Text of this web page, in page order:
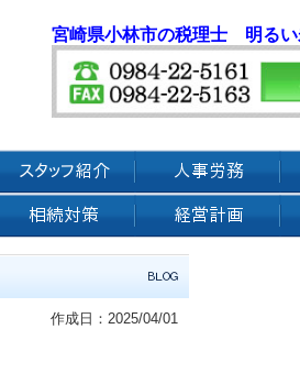
宮崎県小林市の税理士 明るい
作成日：2025/04/01